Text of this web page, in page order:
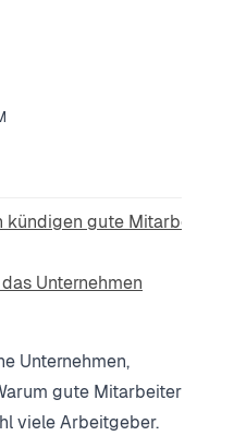
gute Mitarbeiter
Unternehmen
Unternehmen,
gute Mitarbeiter
viele Arbeitgeber.